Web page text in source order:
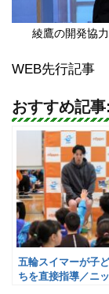
綾鷹の開発協
WEB先行記事
おすすめ記事:
五輪スイマーが子
ちを直接指導／ニ